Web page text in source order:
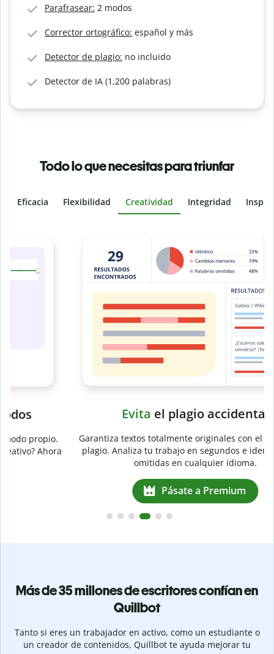
Parafrasear: 2 modos
Corrector ortográfico: español y más
Detector de plagio: no incluido
Detector de IA (1,200 palabras)
Todo lo que necesitas para triunfar
Eficacia Flexibilidad Creatividad Integridad
Slide 4 of 6
el plagio accidental
Garantiza textos totalmente originales con el detector de
plagio. Analiza tu trabajo en segundos e identifica citas
omitidas en cualquier idioma.
Pásate a Premium
Más de 35 millones de escritores confían en
Quillbot
Tanto si eres un trabajador en activo, como un estudiante o
un creador de contenidos, Quillbot te ayuda mejorar tu